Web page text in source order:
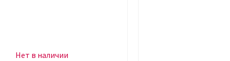
Нет в наличии